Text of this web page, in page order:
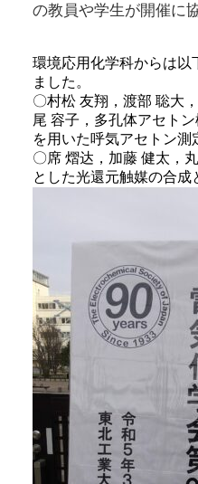
の教員や学生が開催に
環境応用化学科からは以
ました。
〇村松 友翔，渡部 聡大
尾 容子，多孔体アセト
を用いた呼気アセトン測
〇席 熠达，加藤 健太，
とした光還元触媒の合成